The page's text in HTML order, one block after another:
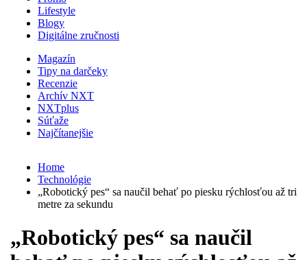
Lifestyle
Blogy
Digitálne zručnosti
Magazín
Tipy na darčeky
Recenzie
Archív NXT
NXTplus
Súťaže
Najčítanejšie
Home
Technológie
„Robotický pes“ sa naučil behať po piesku rýchlosťou až tri
metre za sekundu
„Robotický pes“ sa naučil